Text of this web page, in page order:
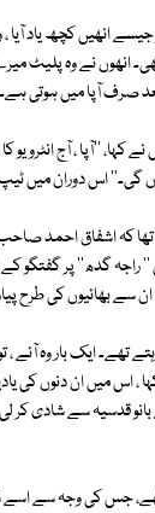
انھیں کچھ یاد آیا
نے وہ پلیٹ
آپا میں ہوتی ہے۔
کہا، ''آپا ، آج
اس دوران میں ٹیپ
کہ اشفاق احمد
'' راجہ گدھ'' پر
سے بھائیوں کی طرح
تھے۔ ایک بار وہ
، اس میں ان دنوں کی
قدسیہ سے شادی کر
کی وجہ سے اسے